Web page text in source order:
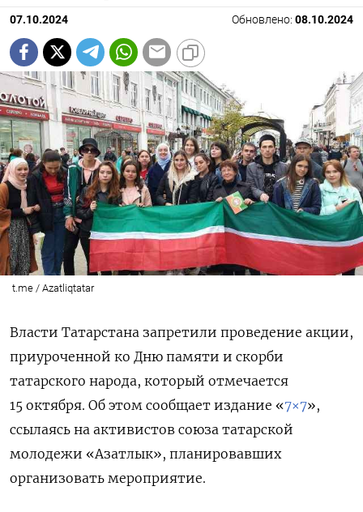
07.10.2024 Обновлено: 08.10.2024
t.me / Azatliqtatar
Власти Татарстана запретили проведение акции,
приуроченной ко Дню памяти и скорби
татарского народа, который отмечается
15 октября. Об этом сообщает издание «7×7»,
ссылаясь на активистов союза татарской
молодежи «Азатлык», планировавших
организовать мероприятие.